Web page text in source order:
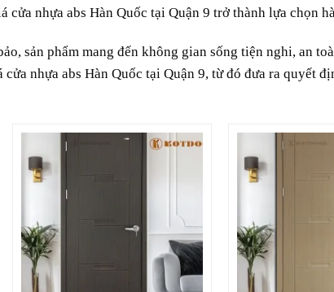
cửa nhựa abs Hàn Quốc tại Quận 9 trở thành lựa chọn
sản phẩm mang đến không gian sống tiện nghi, an
nhựa abs Hàn Quốc tại Quận 9, từ đó đưa ra quyết